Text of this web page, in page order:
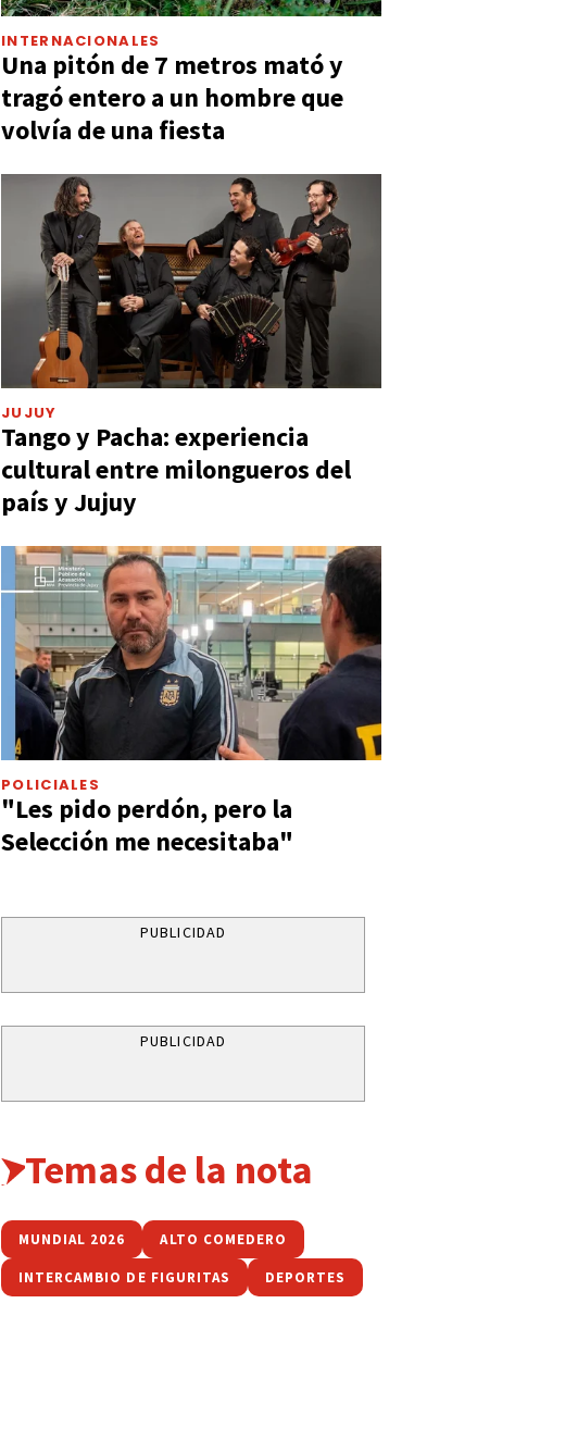
INTERNACIONALES
Una pitón de 7 metros mató y
tragó entero a un hombre que
volvía de una fiesta
JUJUY
Tango y Pacha: experiencia
cultural entre milongueros del
país y Jujuy
POLICIALES
"Les pido perdón, pero la
Selección me necesitaba"
PUBLICIDAD
PUBLICIDAD
Temas de la nota
MUNDIAL 2026 ALTO COMEDERO
INTERCAMBIO DE FIGURITAS DEPORTES